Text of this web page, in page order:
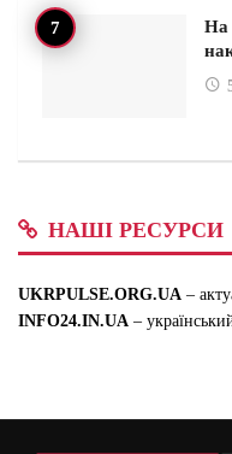
На
НАШІ РЕСУРСИ
UKRPULSE.ORG.UA –
INFO24.IN.UA –